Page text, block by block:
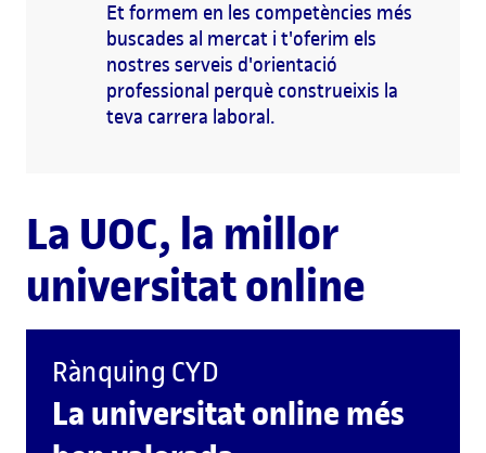
Et formem en les competències més
buscades al mercat i t'oferim els
nostres serveis d'orientació
professional perquè construeixis la
teva carrera laboral.
La UOC, la millor
universitat online
Rànquing CYD
La universitat online més